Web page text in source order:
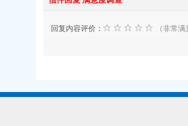
回复内容评价： （非常满